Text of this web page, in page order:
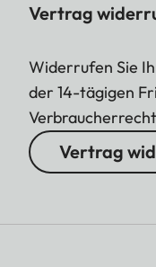
Vertrag
Widerrufen Sie
der 14-tägigen
Vertrag